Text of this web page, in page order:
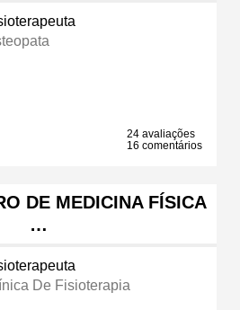
24 avaliações
16 comentários
DE MEDICINA FÍSICA
…
De Fisioterapia